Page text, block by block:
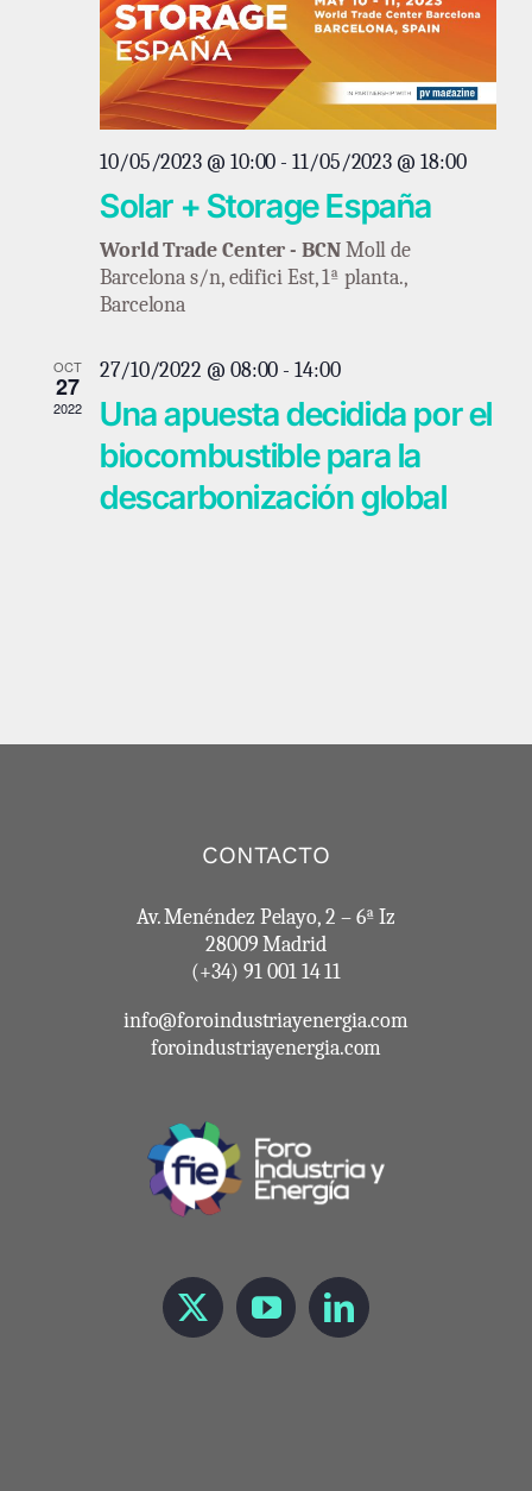
10/05/2023 @ 10:00 -11/05/2023 @ 18:00
Solar + Storage España
World Trade Center - BCNMoll de
Barcelona s/n, edifici Est, 1ª planta.,
Barcelona
OCT
27
2022
27/10/2022 @ 08:00 -14:00
Una apuesta decidida por el
biocombustible para la
descarbonización global
CONTACTO
Av. Menéndez Pelayo, 2 – 6ª Iz
28009 Madrid
(+34) 91 001 14 11
info@foroindustriayenergia.com
foroindustriayenergia.com